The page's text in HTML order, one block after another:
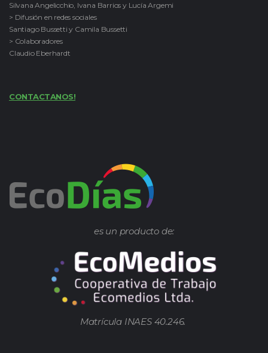
Silvana Angelicchio, Ivana Barrios y Lucía Argemi
> Difusión en redes sociales
Santiago Bussetti y Camila Bussetti
> Colaboradores
Claudio Eberhardt
CONTACTANOS!
es un producto de:
Matrícula INAES 40.246.